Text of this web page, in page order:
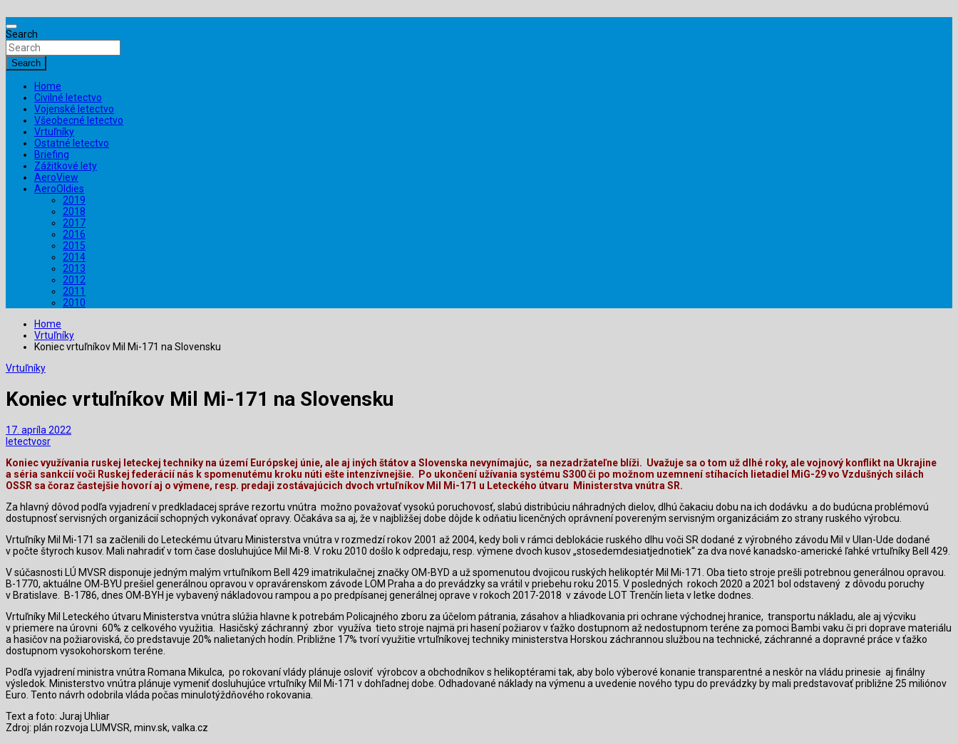
Search
Search
Home
Civilné letectvo
Vojenské letectvo
Všeobecné letectvo
Vrtuľníky
Ostatné letectvo
Briefing
Zážitkové lety
AeroView
AeroOldies
2019
2018
2017
2016
2015
2014
2013
2012
2011
2010
Home
Vrtuľníky
Koniec vrtuľníkov Mil Mi-171 na Slovensku
Vrtuľníky
Koniec vrtuľníkov Mil Mi-171 na Slovensku
17. apríla 2022
letectvosr
Koniec využívania ruskej leteckej techniky na území Európskej únie, ale aj iných štátov a Slovenska nevynímajúc, sa nezadržateľne blíži. Uvažuje sa o tom už dlhé roky, ale vojnový konflikt na Ukrajine
a séria sankcií voči Ruskej federácií nás k spomenutému kroku núti ešte intenzívnejšie. Po ukončení užívania systému S300 či po možnom uzemnení stíhacích lietadiel MiG-29 vo Vzdušných silách
OSSR sa čoraz častejšie hovorí aj o výmene, resp. predaji zostávajúcich dvoch vrtuľníkov Mil Mi-171 u Leteckého útvaru Ministerstva vnútra SR.
Za hlavný dôvod podľa vyjadrení v predkladacej správe rezortu vnútra možno považovať vysokú poruchovosť, slabú distribúciu náhradných dielov, dlhú čakaciu dobu na ich dodávku a do budúcna problémovú
dostupnosť servisných organizácií schopných vykonávať opravy. Očakáva sa aj, že v najbližšej dobe dôjde k odňatiu licenčných oprávnení povereným servisným organizáciám zo strany ruského výrobcu.
Vrtuľníky Mil Mi-171 sa začlenili do Leteckému útvaru Ministerstva vnútra v rozmedzí rokov 2001 až 2004, kedy boli v rámci deblokácie ruského dlhu voči SR dodané z výrobného závodu Mil v Ulan-Ude dodané
v počte štyroch kusov. Mali nahradiť v tom čase dosluhujúce Mil Mi-8. V roku 2010 došlo k odpredaju, resp. výmene dvoch kusov „stosedemdesiatjednotiek“ za dva nové kanadsko-americké ľahké vrtuľníky Bell 429.
V súčasnosti LÚ MVSR disponuje jedným malým vrtuľníkom Bell 429 imatrikulačnej značky OM-BYD a už spomenutou dvojicou ruských helikoptér Mil Mi-171. Oba tieto stroje prešli potrebnou generálnou opravou.
B-1770, aktuálne OM-BYU prešiel generálnou opravou v opravárenskom závode LOM Praha a do prevádzky sa vrátil v priebehu roku 2015. V posledných rokoch 2020 a 2021 bol odstavený z dôvodu poruchy
v Bratislave.
B-1786, dnes OM-BYH je vybavený nákladovou rampou a po predpísanej generálnej oprave v rokoch 2017-2018 v závode LOT Trenčín lieta v letke dodnes.
Vrtuľníky Mil Leteckého útvaru Ministerstva vnútra slúžia hlavne kpotrebám Policajného zboru za účelom pátrania, zásahov a hliadkovania pri ochrane východnej hranice, transportu nákladu, ale aj výcviku
v priemere na úrovni 60% z celkového využitia. Hasičský záchranný zbor využíva tieto stroje najmä pri hasení požiarov v ťažko dostupnom až nedostupnom teréne za pomoci Bambi vaku či pri doprave materiálu
a hasičov na požiaroviská, čo predstavuje 20% nalietaných hodín. Približne 17% tvorí využitie vrtuľníkovej techniky ministerstva Horskou záchrannou službou na technické, záchranné a dopravné práce v ťažko
dostupnom vysokohorskom teréne.
Podľa vyjadrení ministra vnútra Romana Mikulca, po rokovaní vlády plánuje osloviť výrobcov a obchodníkov s helikoptérami tak, aby bolo výberové konanie transparentné a neskôr na vládu prinesie aj finálny
výsledok. Ministerstvo vnútra plánuje vymeniť dosluhujúce vrtuľníky Mil Mi-171 v dohľadnej dobe. Odhadované náklady na výmenu a uvedenie nového typu do prevádzkyby mali predstavovať približne 25 miliónov
Euro. Tento návrh odobrila vláda počas minulotýždňového rokovania.
Text a foto: Juraj Uhliar
Zdroj: plán rozvoja LUMVSR, minv.sk, valka.cz